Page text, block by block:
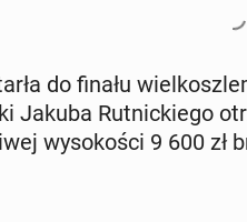
do finału
Jakuba Rut­nic­kie­go
wy­so­ko­ści 9 600 zł